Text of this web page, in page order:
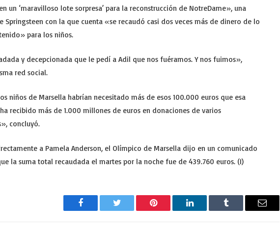
un ‘maravilloso lote sorpresa’ para la reconstrucción de NotreDame», una
Springsteen con la que cuenta «se recaudó casi dos veces más de dinero de lo
para los niños.
y decepcionada que le pedí a Adil que nos fuéramos. Y nos fuimos»,
red social.
niños de Marsella habrían necesitado más de esos 100.000 euros que esa
recibido más de 1.000 millones de euros en donaciones de varios
concluyó.
a Pamela Anderson, el Olímpico de Marsella dijo en un comunicado
la suma total recaudada el martes por la noche fue de 439.760 euros. (I)
Facebook Twitter Pinterest LinkedIn Tumblr Email